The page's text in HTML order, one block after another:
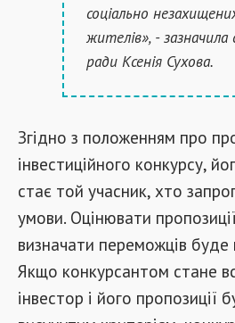
соціально
жителів», - зазначила
ради Ксенія Сухова.
Згідно з положенням про
інвестиційного конкурсу,
стає той учасник, хто
умови. Оцінювати пропозиції
визначати переможців буде
Якщо конкурсантом стане
інвестор і його пропозиції